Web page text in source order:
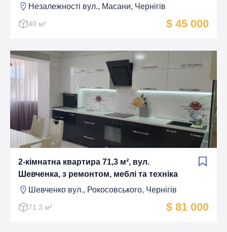
Незалежності вул., Масани, Чернігів
40 м² $ 45 000
2-кімнатна квартира 71,3 м², вул.
Шевченка, з ремонтом, меблі та техніка
Шевченко вул., Рокосовського, Чернігів
71.3 м² $ 81 000